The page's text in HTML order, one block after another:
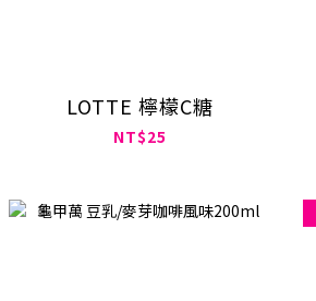
LOTTE 檸檬C糖
NT$25